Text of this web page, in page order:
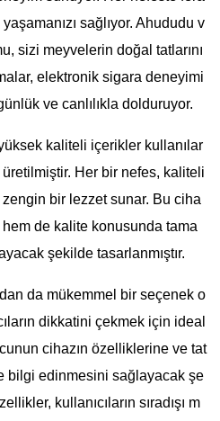
sağlıyor. Ahududu v
sizi meyvelerin doğal tatlarını
elektronik sigara deneyimi
ve canlılıkla dolduruyor.
kaliteli içerikler kullanılar
Her bir nefes, kaliteli
bir lezzet sunar. Bu ciha
hem de kalite konusunda tama
şekilde tasarlanmıştır.
da mükemmel bir seçenek o
dikkatini çekmek için ideal
cihazın özelliklerine ve tat
bilgi edinmesini sağlayacak şe
kullanıcıların sıradışı m